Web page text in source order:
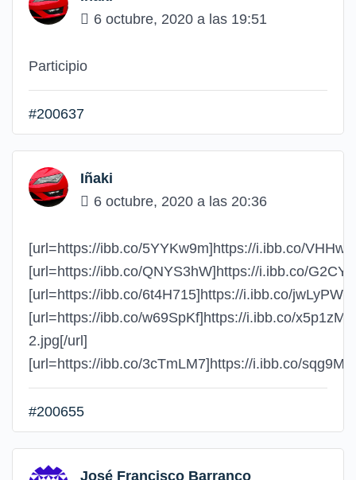
6 octubre, 2020 a las 19:51
Participio
#200637
Iñaki
6 octubre, 2020 a las 20:36
[url=https://ibb.co/5YYKw9m]https://i.ibb.co/
[url=https://ibb.co/QNYS3hW]https://i.ibb.co/
[url=https://ibb.co/6t4H715]https://i.ibb.co/
[url=https://ibb.co/w69SpKf]https://i.ibb.co/
2.jpg[/url]
[url=https://ibb.co/3cTmLM7]https://i.ibb.co/
#200655
José Francisco Barranco